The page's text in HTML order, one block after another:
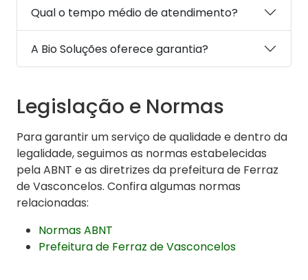
Qual o tempo médio de atendimento?
A Bio Soluções oferece garantia?
Legislação e Normas
Para garantir um serviço de qualidade e dentro da
legalidade, seguimos as normas estabelecidas
pela ABNT e as diretrizes da prefeitura de Ferraz
de Vasconcelos. Confira algumas normas
relacionadas:
Normas ABNT
Prefeitura de Ferraz de Vasconcelos